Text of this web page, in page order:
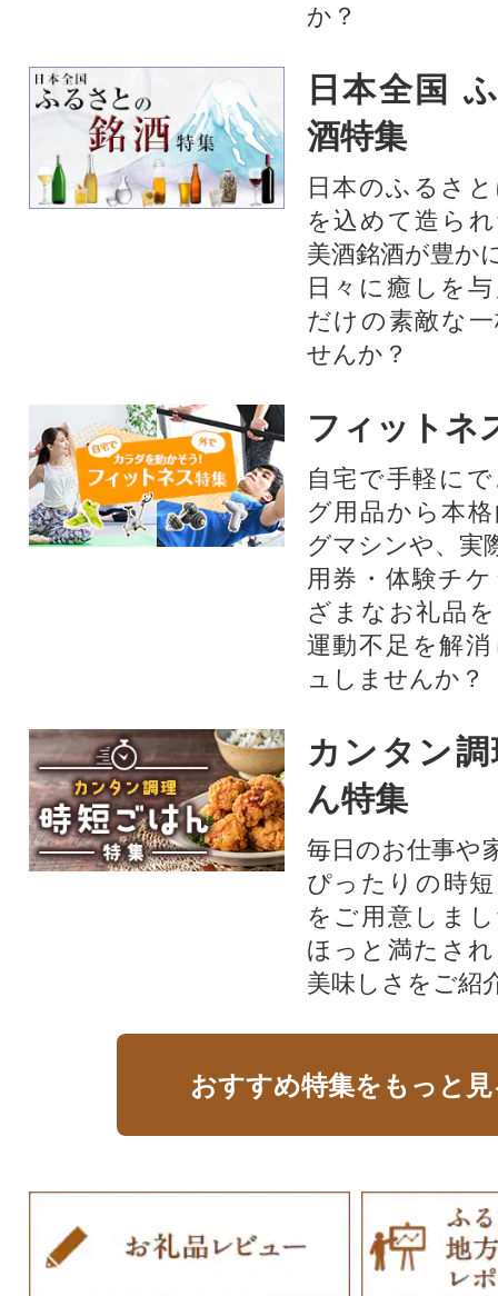
か？​
日本全国
酒特集
日本のふるさ
を込めて造ら
美酒銘酒が豊か
日々に癒しを
だけの素敵な
せんか？
フィットネ
自宅で手軽に
グ用品から本
グマシンや、実
用券・体験チ
ざまなお礼品
運動不足を解
ュしませんか？
カンタン
ん特集
毎日のお仕事や
ぴったりの時
をご用意しま
ほっと満たさ
美味しさをご紹
おすすめ特集をもっと